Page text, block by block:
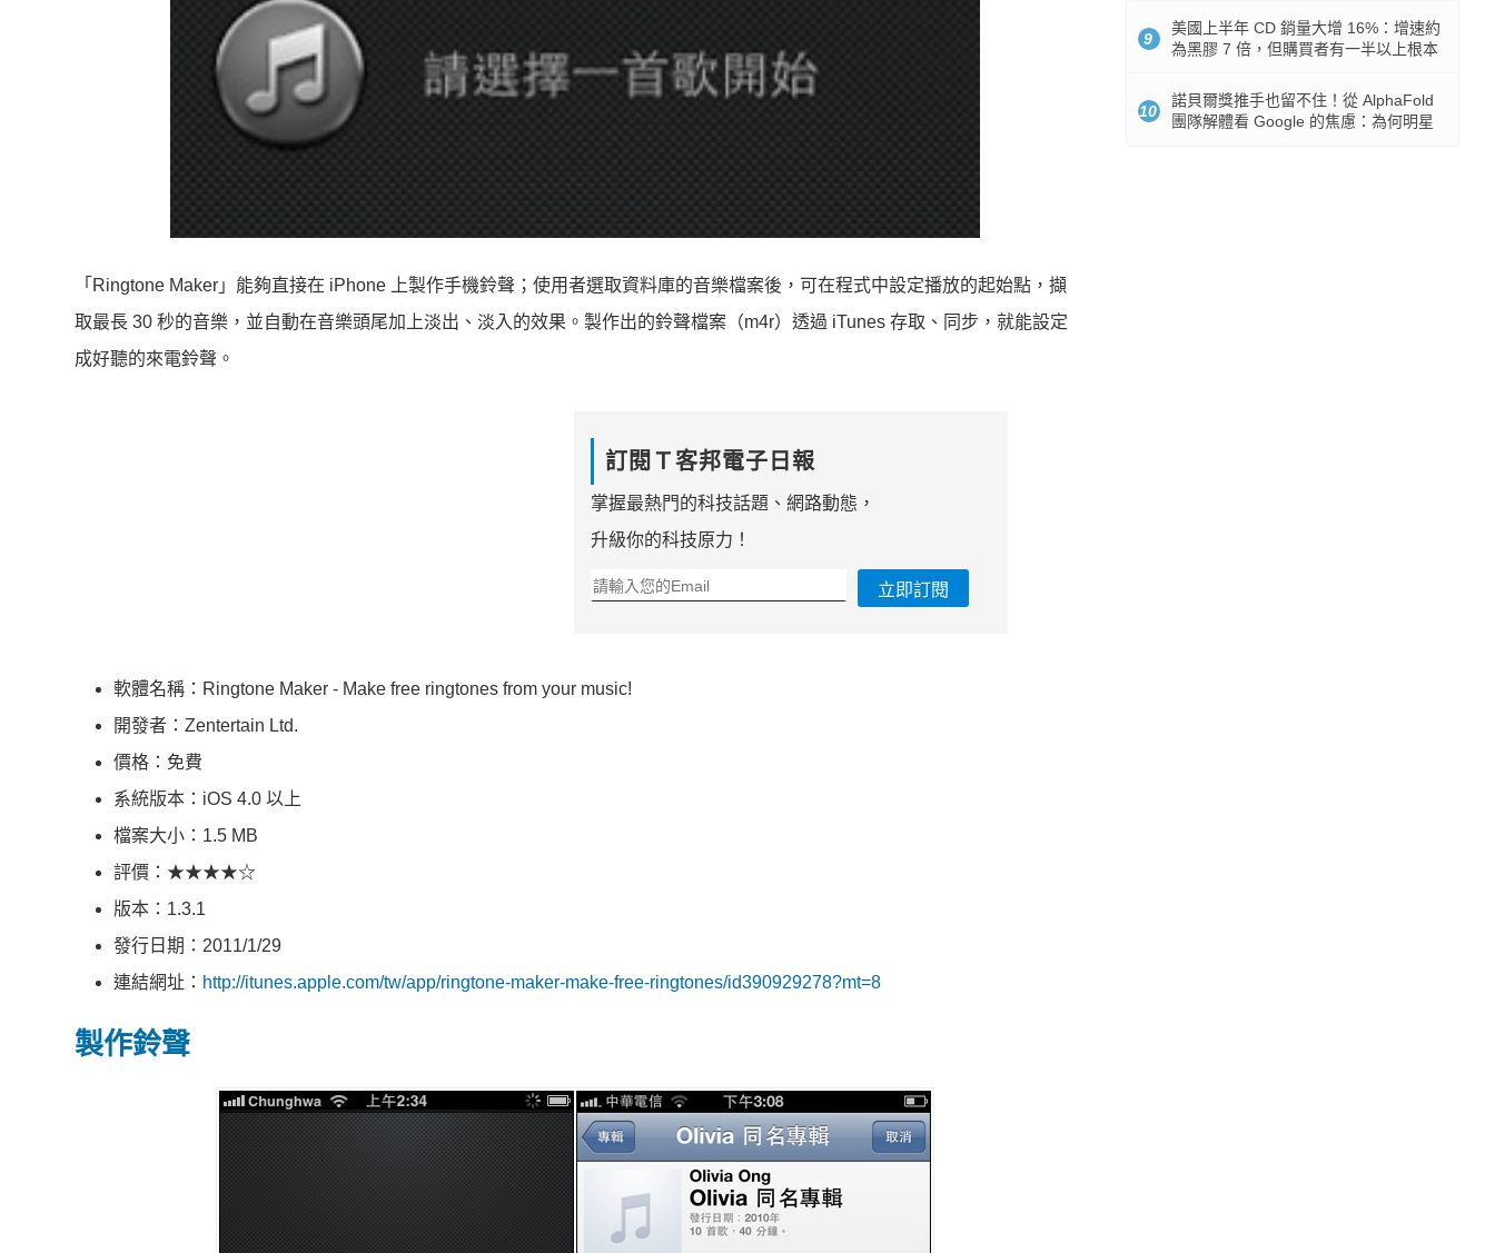
「Ringtone Maker」能夠直接在 iPhone 上製作手機鈴聲；使用者選取資料庫的音樂檔案後，可在程式中設定播放的起始點，擷
取最長 30 秒的音樂，並自動在音樂頭尾加上淡出、淡入的效果。製作出的鈴聲檔案（m4r）透過 iTunes 存取、同步，就能設定
成好聽的來電鈴聲。
訂閱Ｔ客邦電子日報
掌握最熱門的科技話題、網路動態，
升級你的科技原力！
立即訂閱
軟體名稱：Ringtone Maker - Make free ringtones from your music!
開發者：Zentertain Ltd.
價格：免費
系統版本：iOS 4.0 以上
檔案大小：1.5 MB
評價：★★★★☆
版本：1.3.1
發行日期：2011/1/29
連結網址： http://itunes.apple.com/tw/app/ringtone-maker-make-free-ringtones/id390929278?mt=8
製作鈴聲
9
美國上半年 CD 銷量大增 16%：增速約
為黑膠 7 倍，但購買者有一半以上根本
10
諾貝爾獎推手也留不住！從 AlphaFold
團隊解體看 Google 的焦慮：為何明星